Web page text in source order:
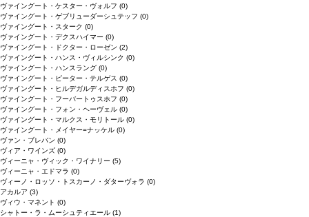
ヴァイングート・ケスター・ヴォルフ (0)
ヴァイングート・ゲブリューダーシュテッフ (0)
ヴァイングート・スターク (0)
ヴァイングート・デクスハイマー (0)
ヴァイングート・ドクター・ローゼン (2)
ヴァイングート・ハンス・ヴィルシンク (0)
ヴァイングート・ハンスラング (0)
ヴァイングート・ピーター・テルゲス (0)
ヴァイングート・ヒルデガルディスホフ (0)
ヴァイングート・フーバートゥスホフ (0)
ヴァイングート・フォン・ヘーヴェル (0)
ヴァイングート・マルクス・モリトール (0)
ヴァイングート・メイヤー=ナッケル (0)
ヴァン・ブレバン (0)
ヴィア・ワインズ (0)
ヴィーニャ・ヴィック・ワイナリー (5)
ヴィーニャ・エドマラ (0)
ヴィーノ・ロッソ・トスカーノ・ダターヴォラ (0)
アカルア (3)
ヴィウ・マネント (0)
シャトー・ラ・ムーシュティエール (1)